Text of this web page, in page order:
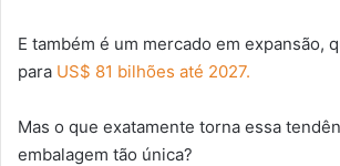
E também é um mercado em expansão,
para US$ 81 bilhões até 2027.
Mas o que exatamente torna essa
embalagem tão única?